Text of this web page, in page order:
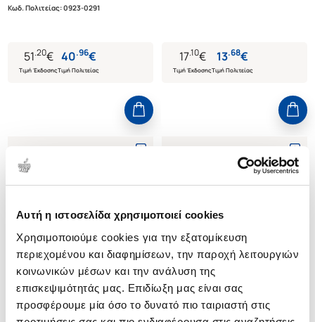
Αυτή η ιστοσελίδα χρησιμοποιεί cookies
Χρησιμοποιούμε cookies για την εξατομίκευση
περιεχομένου και διαφημίσεων, την παροχή λειτουργιών
κοινωνικών μέσων και την ανάλυση της
επισκεψιμότητάς μας. Επιδίωξη μας είναι σας
προσφέρουμε μία όσο το δυνατό πιο ταιριαστή στις
Κωδ. Πολιτείας:0923-0291
51.20€
Τιμή Έκδοσης
40.96€
Τιμή Πολιτείας
17.10€
Τιμή Έκδοσης
13.68€
Τιμή Πολιτείας